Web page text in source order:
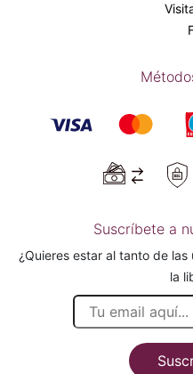
Suscríbete a
¿Quieres estar al tanto de
la